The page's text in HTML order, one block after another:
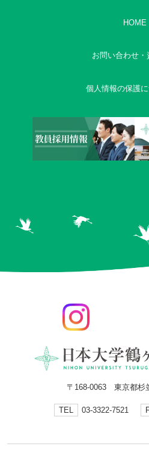
HOME
お問い合わせ・
個人情報の保護
〒168-0063 東京都杉
TEL 03-3322-7521